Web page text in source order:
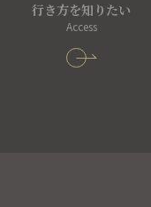
行き方を知りたい
Access